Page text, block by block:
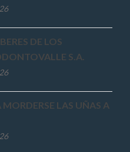
DE LOS
S.A.
LAS UÑAS A